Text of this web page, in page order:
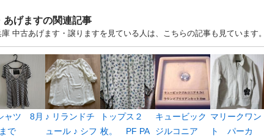
あげますの関連記事
中古あげます・譲りますを見ている人は、こちらの記事も見ています。
ャツ 8月
で
♪ リランドチ
ュール ♪ シフ
トップス２
枚。 PF PA
キュービック
ジルコニア
マリークワン
ト パーカ